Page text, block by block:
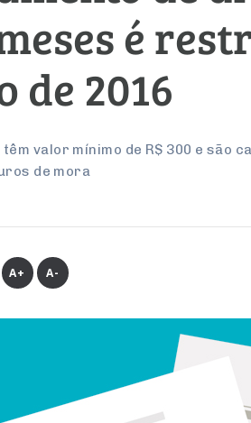
é
de 2016
valor mínimo de R$ 300 e são
de mora
A+ A-